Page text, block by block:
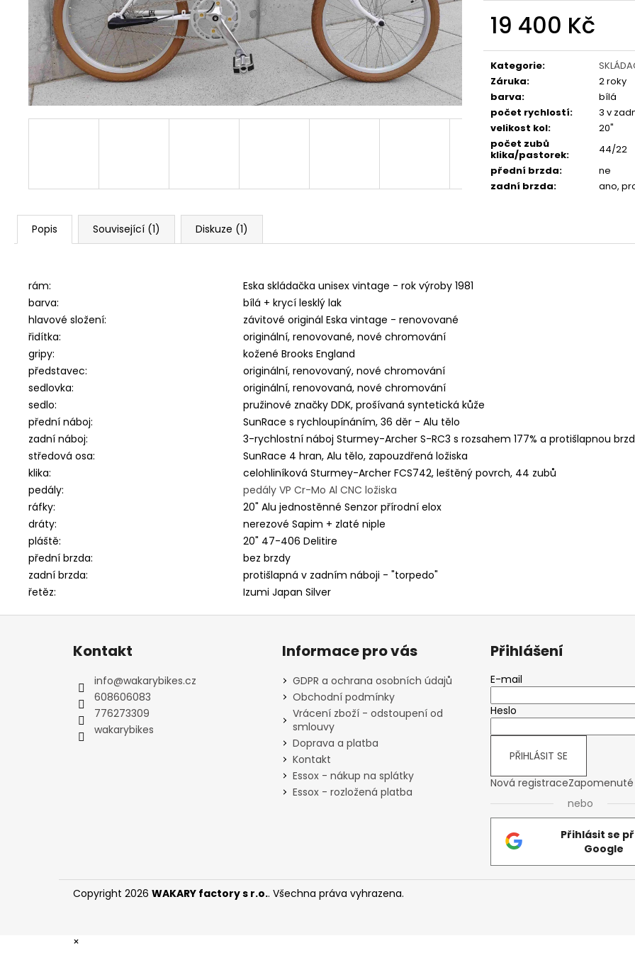
19 400 Kč
cena:
Kategorie:
Záruka:
2 roky
barva:
bílá
počet rychlostí:
3 v
velikost kol:
20"
počet zubů
klika/pastorek:
44/22
přední brzda:
ne
zadní brzda: ano,
Popis Související (1) Diskuze (1)
rám:
Eska skládačka unisex vintage - rok výroby 1981
barva:
bílá + krycí lesklý lak
hlavové složení:
závitové originál Eska vintage - renovované
řidítka:
originální, renovované, nové chromování
gripy:
kožené Brooks England
představec:
originální, renovovaný, nové chromování
sedlovka:
originální, renovovaná, nové chromování
sedlo:
pružinové značky DDK, prošívaná syntetická kůže
přední náboj:
SunRace s rychloupínáním, 36 děr - Alu tělo
zadní náboj:
3-rychlostní náboj Sturmey-Archer S-RC3 s rozsahem 177% a protišlapnou
středová osa:
SunRace 4 hran, Alu tělo, zapouzdřená ložiska
klika:
celohliníková Sturmey-Archer FCS742, leštěný povrch, 44 zubů
pedály:
pedály VP Cr-Mo Al CNC ložiska
ráfky:
20" Alu jednostěnné Senzor přírodní elox
dráty:
nerezové Sapim + zlaté niple
pláště:
20" 47-406 Delitire
přední brzda:
bez brzdy
zadní brzda:
protišlapná v zadním náboji - "torpedo"
řetěz:
Izumi Japan Silver
FAVORIT PÁNSKÝ - REDESIGN SPORT
BIKE BY WAKARY
28 800 Kč
FAVORIT DÁMSKÝ - REDESIGN URBAN
BIKE BY WAKARY
27 800 Kč
ESKA
BIKE BY WAKARY
19 400 Kč
Z
Kontakt
info@wakarybikes.cz
608606083
776273309
wakarybikes
Informace pro vás
GDPR a ochrana osobních údajů
Obchodní podmínky
Vrácení zboží - odstoupení od
smlouvy
Doprava a platba
Kontakt
Essox - nákup na splátky
Essox - rozložená platba
Přihlášení
E-mail
Heslo
PŘIHLÁSIT SE
Nová registrace
nebo
Přihlásit se
Google
Copyright 2026 WAKARY factory s r.o.. Všechna práva vyhrazena.
×